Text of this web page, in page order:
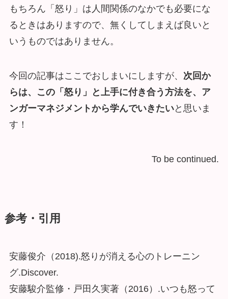
もちろん「怒り」は人間関係のなかでも必要にな
るときはありますので、無くしてしまえば良いと
いうものではありません。
今回の記事はここでおしまいにしますが、 次回か
らは、この「怒り」と上手に付き合う方法を、ア
ンガーマネジメントから学んでいきたいと思いま
す！
To be continued.
参考・引用
安藤俊介（2018).怒りが消える心のトレーニン
グ.Discover.
安藤駿介監修・戸田久実著（2016）.いつも怒って